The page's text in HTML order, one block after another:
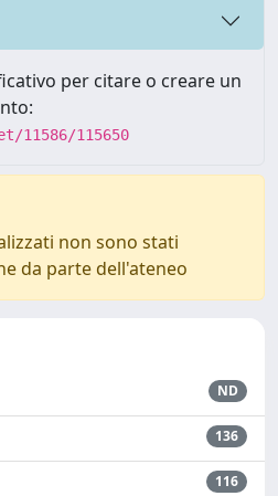
per citare o creare un
11586/115650
non sono stati
da parte dell'ateneo
ND
136
116